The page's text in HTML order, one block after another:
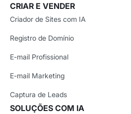
CRIAR E VENDER
Criador de Sites com IA
Registro de Domínio
E-mail Profissional
E-mail Marketing
Captura de Leads
SOLUÇÕES COM IA